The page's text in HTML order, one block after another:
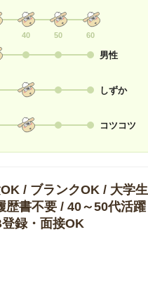
40 50 60
男性
しずか
コツコツ
/ ブランクOK / 大学生
歴書不要 / 40～50代活躍
録・面接OK